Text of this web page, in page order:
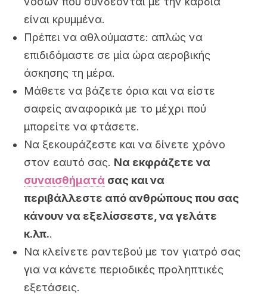
είναι κρυμμένα.
Πρέπει να αθλούμαστε: απλώς να
επιδιδόμαστε σε μία ώρα αεροβικής
άσκησης τη μέρα.
Μάθετε να βάζετε όρια και να είστε
σαφείς αναφορικά με το μέχρι πού
μπορείτε να φτάσετε.
Να ξεκουράζεστε και να δίνετε χρόνο
στον εαυτό σας. Να εκφράζετε να
συναισθήματά σας και να
περιβάλλεστε από ανθρώπους που σας
κάνουν να εξελίσσεστε, να γελάτε
κ.λπ..
Να κλείνετε ραντεβού με τον γιατρό σας
για να κάνετε περιοδικές προληπτικές
εξετάσεις.